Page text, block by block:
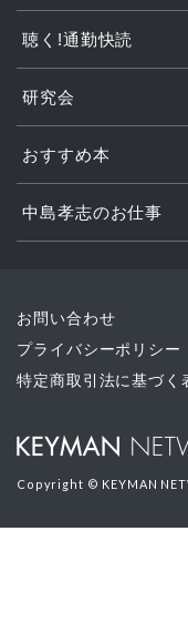
聴く!通勤快読
研究会
おすすめ本
中島孝志のお仕事
お問い合わせ
プライバシーポリシー
特定商取引法に基づく
Copyright © KEYMAN